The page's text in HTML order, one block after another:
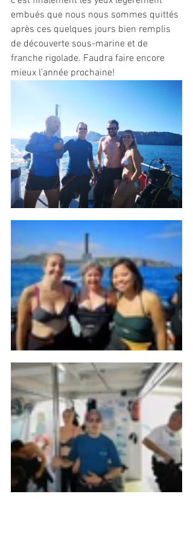
embués que nous nous sommes quittés
après ces quelques jours bien remplis
de découverte sous-marine et de
franche rigolade. Faudra faire encore
mieux l'année prochaine!